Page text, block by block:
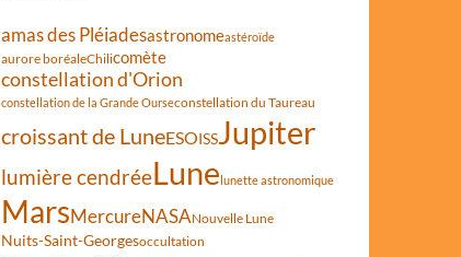
amas des Pléiadesastronomeastéroïde
aurore boréaleChilicomète
constellation d'Orion
constellation de la Grande Ourseconstellation du Taureau
croissant de LuneESOISSJupiter
lumière cendréeLunelunette astronomique
MarsMercureNASANouvelle Lune
Nuits-Saint-Georgesoccultation